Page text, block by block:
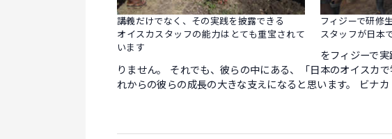
講義だけでなく、その実践を披露できる
オイスカスタッフの能力はとても重宝されて
います
フィジーで研修
スタッフが日本
をフィジーで
りません。 それでも、彼らの中にある、「日本のオイスカ
れからの彼らの成長の大きな支えになると思います。 ビナカ